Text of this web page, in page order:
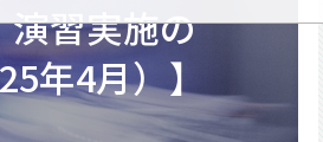
安全文化醸成／労働安全
危機管理
海外
演習実施の
年4月）】